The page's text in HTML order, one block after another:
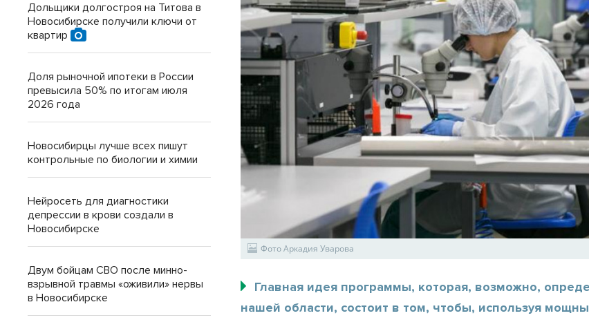
Фото Аркадия Уварова
Главная идея программы, которая, возможно,
нашей области, состоит в том, чтобы, используя
Дольщики долгостроя на Титова в
Новосибирске получили ключи от
квартир
Доля рыночной ипотеки в России
превысила 50% по итогам июля
2026 года
Новосибирцы лучше всех пишут
контрольные по биологии и химии
Нейросеть для диагностики
депрессии в крови создали в
Новосибирске
Двум бойцам СВО после минно-
взрывной травмы «оживили» нервы
в Новосибирске